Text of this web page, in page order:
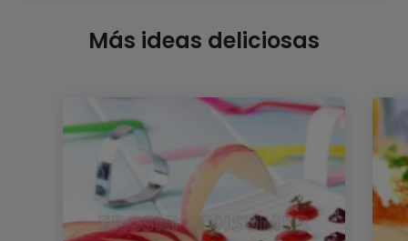
Más ideas deliciosas